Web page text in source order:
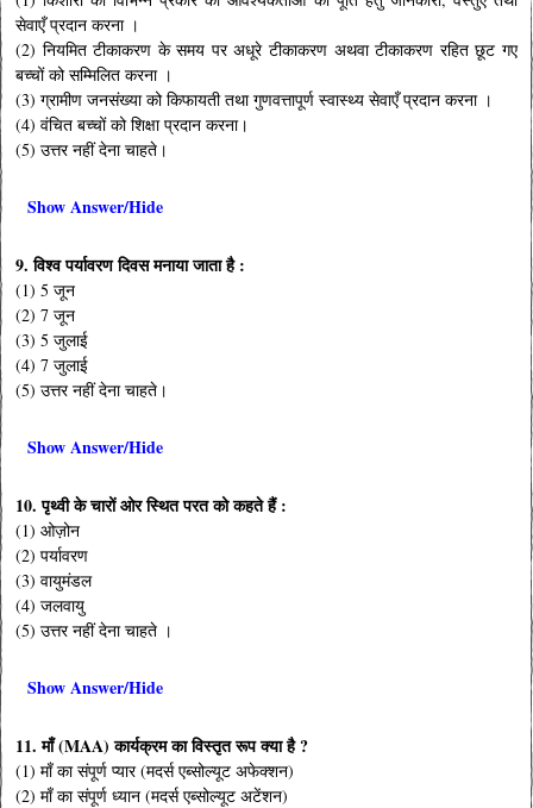
सेवाएँ प्रदान करना ।
(2) नियमित टीकाकरण के समय पर अधूरे टीकाकरण अथवा टीकाकरण रहित छूट गए
बच्चों को सम्मिलित करना ।
(3) ग्रामीण जनसंख्या को किफायती तथा गुणवत्तापूर्ण स्वास्थ्य सेवाएँ प्रदान करना ।
(4) वंचित बच्चों को शिक्षा प्रदान करना।
(5) उत्तर नहीं देना चाहते।
Show Answer/Hide
9. विश्व पर्यावरण दिवस मनाया जाता है :
(1) 5 जून
(2) 7 जून
(3) 5 जुलाई
(4) 7 जुलाई
(5) उत्तर नहीं देना चाहते।
Show Answer/Hide
10. पृथ्वी के चारों ओर स्थित परत को कहते हैं :
(1) ओज़ोन
(2) पर्यावरण
(3) वायुमंडल
(4) जलवायु
(5) उत्तर नहीं देना चाहते ।
Show Answer/Hide
11. माँ (MAA) कार्यक्रम का विस्तृत रूप क्या है ?
(1) माँ का संपूर्ण प्यार (मदर्स एब्सोल्यूट अफेक्शन)
(2) माँ का संपूर्ण ध्यान (मदर्स एब्सोल्यूट अटेंशन)